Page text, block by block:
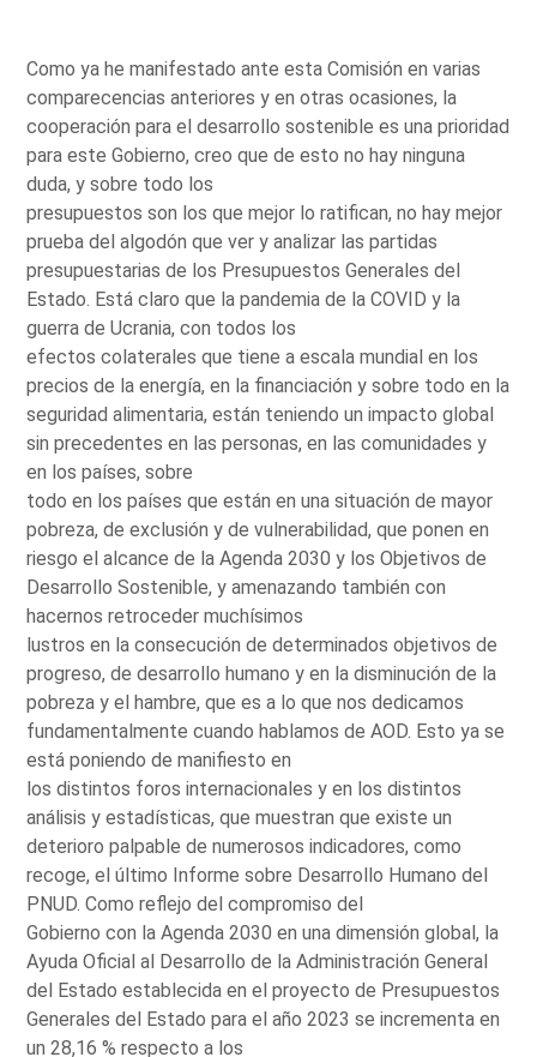
Como ya he manifestado ante esta Comisión en varias
comparecencias anteriores y en otras ocasiones, la
cooperación para el desarrollo sostenible es una prioridad
para este Gobierno, creo que de esto no hay ninguna
duda, y sobre todo los
presupuestos son los que mejor lo ratifican, no hay mejor
prueba del algodón que ver y analizar las partidas
presupuestarias de los Presupuestos Generales del
Estado. Está claro que la pandemia de la COVID y la
guerra de Ucrania, con todos los
efectos colaterales que tiene a escala mundial en los
precios de la energía, en la financiación y sobre todo en la
seguridad alimentaria, están teniendo un impacto global
sin precedentes en las personas, en las comunidades y
en los países, sobre
todo en los países que están en una situación de mayor
pobreza, de exclusión y de vulnerabilidad, que ponen en
riesgo el alcance de la Agenda 2030 y los Objetivos de
Desarrollo Sostenible, y amenazando también con
hacernos retroceder muchísimos
lustros en la consecución de determinados objetivos de
progreso, de desarrollo humano y en la disminución de la
pobreza y el hambre, que es a lo que nos dedicamos
fundamentalmente cuando hablamos de AOD. Esto ya se
está poniendo de manifiesto en
los distintos foros internacionales y en los distintos
análisis y estadísticas, que muestran que existe un
deterioro palpable de numerosos indicadores, como
recoge, el último Informe sobre Desarrollo Humano del
PNUD. Como reflejo del compromiso del
Gobierno con la Agenda 2030 en una dimensión global, la
Ayuda Oficial al Desarrollo de la Administración General
del Estado establecida en el proyecto de Presupuestos
Generales del Estado para el año 2023 se incrementa en
un 28,16 % respecto a los